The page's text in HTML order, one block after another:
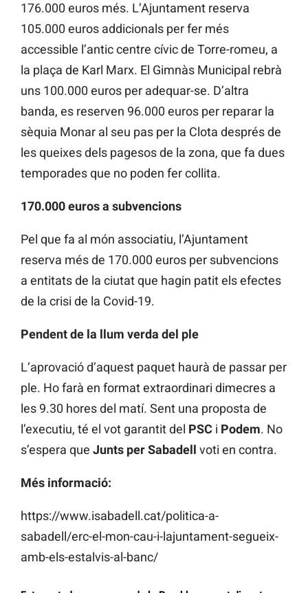
176.000 euros més. L’Ajuntament reserva
105.000 euros addicionals per fer més
accessible l’antic centre cívic de Torre-romeu, a
la plaça de Karl Marx. El Gimnàs Municipal rebrà
uns 100.000 euros per adequar-se. D’altra
banda, es reserven 96.000 euros per reparar la
sèquia Monar al seu pas per la Clota després de
les queixes dels pagesos de la zona, que fa dues
temporades que no poden fer collita.
170.000 euros a subvencions
Pel que fa al món associatiu, l’Ajuntament
reserva més de 170.000 euros per subvencions
a entitats de la ciutat que hagin patit els efectes
de la crisi de la Covid-19.
Pendent de la llum verda del ple
L’aprovació d’aquest paquet haurà de passar per
ple. Ho farà en format extraordinari dimecres a
les 9.30 hores del matí. Sent una proposta de
l’executiu, té el vot garantit del PSC i Podem. No
s’espera que Junts per Sabadell voti en contra.
Més informació:
https://www.isabadell.cat/politica-a-
sabadell/erc-el-mon-cau-i-lajuntament-segueix-
amb-els-estalvis-al-banc/